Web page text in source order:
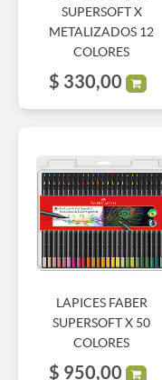
SUPERSOFT X
METALIZADOS 12
COLORES
$ 330,00
LAPICES FABER
SUPERSOFT X 50
COLORES
$ 950,00